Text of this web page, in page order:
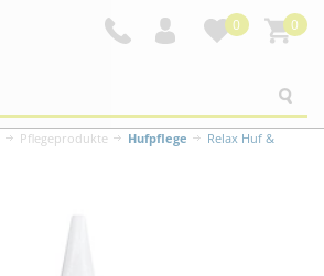
0 0
Pflegeprodukte Hufpflege
Relax Huf &